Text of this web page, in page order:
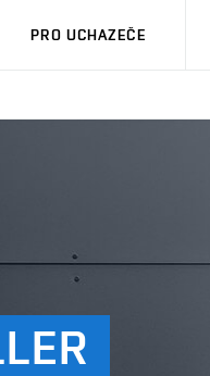
PRO UCHAZEČE